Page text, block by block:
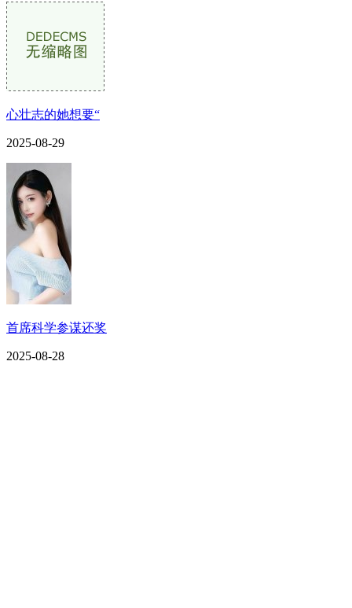
心壮志的她想要“
2025-08-29
首席科学参谋还奖
2025-08-28